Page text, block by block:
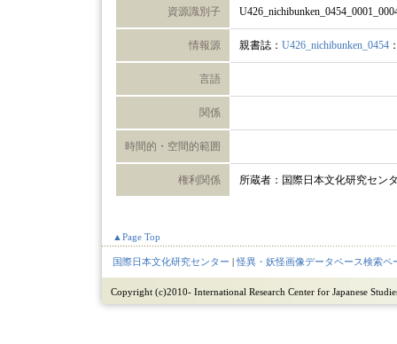
資源識別子
情報源 親書誌： U426_nichibunken_0454
言語
関係
時間的・空間的範囲
権利関係 所蔵者：国際日本文化研究セン
▲Page Top
国際日本文化研究センター |怪異・妖怪画像データベース検索ペ
Copyright (c)2010- International Research Center for Japanese